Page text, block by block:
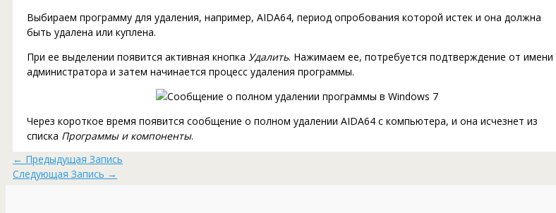
Выбираем программу для удаления, например, AIDA64, период опробования которой истек и она должна
быть удалена или куплена.
При ее выделении появится активная кнопка Удалить. Нажимаем ее, потребуется подтверждение от имени
администратора и затем начинается процесс удаления программы.
Через короткое время появится сообщение о полном удалении AIDA64 с компьютера, и она исчезнет из
списка Программы и компоненты.
← Предыдущая Запись
Следующая Запись →